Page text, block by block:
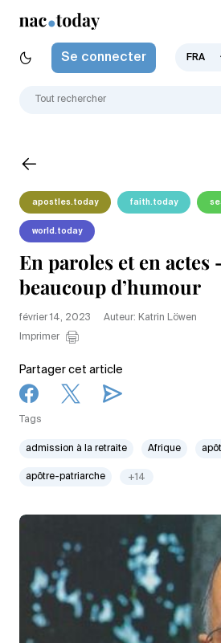
Se connecter FRA
apostles.today faith.today
world.today
En paroles et en actes
beaucoup d’humour
février 14, 2023
Auteur: Katrin Löwen
Imprimer
Partager cet article
Tags
admission à la retraite Afrique
apôtre-patriarche +14